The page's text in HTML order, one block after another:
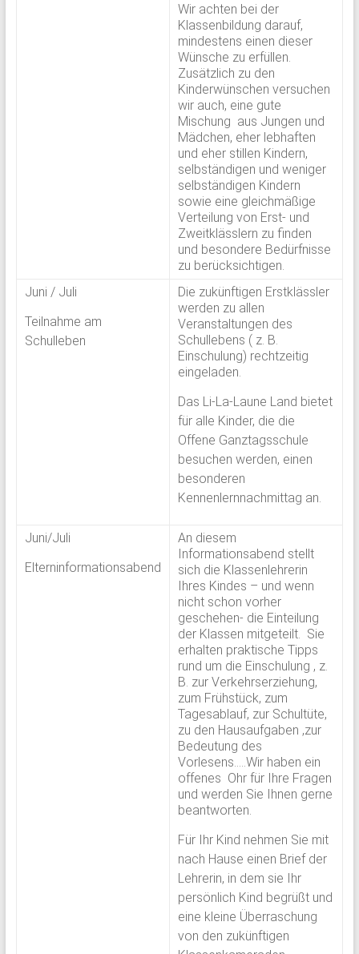
Wir achten bei der
Klassenbildung darauf,
mindestens einen dieser
Wünsche zu erfüllen.
Zusätzlich zu den
Kinderwünschen versuchen
wir auch, eine gute
Mischung aus Jungen und
Mädchen, eher lebhaften
und eher stillen Kindern,
selbständigen und weniger
selbständigen Kindern
sowie eine gleichmäßige
Verteilung von Erst- und
Zweitklässlern zu finden
und besondere Bedürfnisse
zu berücksichtigen.
Juni / Juli
Teilnahme am
Schulleben
Die zukünftigen Erstklässler
werden zu allen
Veranstaltungen des
Schullebens ( z. B.
Einschulung) rechtzeitig
eingeladen.
Das Li-La-Laune Land bietet
für alle Kinder, die die
Offene Ganztagsschule
besuchen werden, einen
besonderen
Kennenlernnachmittag an.
Juni/Juli
Elterninformationsabend
An diesem
Informationsabend stellt
sich die Klassenlehrerin
Ihres Kindes – und wenn
nicht schon vorher
geschehen- die Einteilung
der Klassen mitgeteilt. Sie
erhalten praktische Tipps
rund um die Einschulung , z.
B. zur Verkehrserziehung,
zum Frühstück, zum
Tagesablauf, zur Schultüte,
zu den Hausaufgaben ,zur
Bedeutung des
Vorlesens…..Wir haben ein
offenes Ohr für Ihre Fragen
und werden Sie Ihnen gerne
beantworten.
Für Ihr Kind nehmen Sie mit
nach Hause einen Brief der
Lehrerin, in dem sie Ihr
persönlich Kind begrüßt und
eine kleine Überraschung
von den zukünftigen